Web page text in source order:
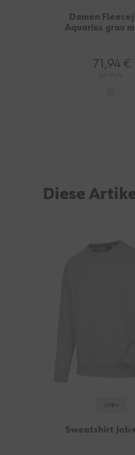
Damen
Aquarius grau
71,94 €
Diese
Sweatshirt